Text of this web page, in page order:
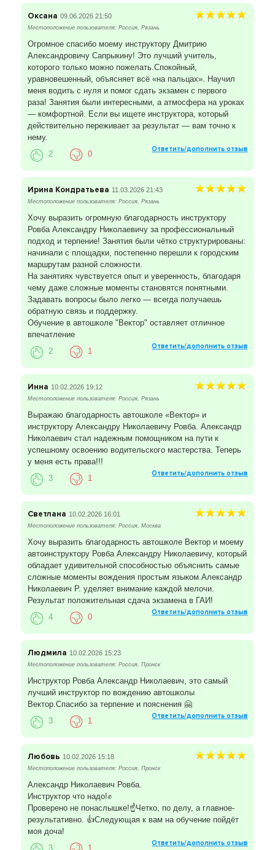
Оксана 09.06.2026 21:50
Местоположение пользователя: Россия, Рязань
Огромное спасибо моему инструктору Дмитрию
Александровичу Сапрыкину! Это лучший учитель,
которого только можно пожелать.Спокойный,
уравновешенный, объясняет всё «на пальцах». Научил
меня водить с нуля и помог сдать экзамен с первого
раза! Занятия были интересными, а атмосфера на уроках
— комфортной. Если вы ищете инструктора, который
действительно переживает за результат — вам точно к
нему.
Ответить/дополнить отзыв
2 0
Ирина Кондратьева 11.03.2026 21:43
Местоположение пользователя: Россия, Рязань
Хочу выразить огромную благодарность инструктору
Ровба Александру Николаевичу за профессиональный
подход и терпение! Занятия были чётко структурированы:
начинали с площадки, постепенно перешли к городским
маршрутам разной сложности.
На занятиях чувствуется опыт и уверенность, благодаря
чему даже сложные моменты становятся понятными.
Задавать вопросы было легко — всегда получаешь
обратную связь и поддержку.
Обучение в автошколе "Вектор" оставляет отличное
впечатление
Ответить/дополнить отзыв
2 1
Инна 10.02.2026 19:12
Местоположение пользователя: Россия, Рязань
Выражаю благодарность автошколе «Вектор» и
инструктору Александру Николаевичу Ровба. Александр
Николаевич стал надежным помощником на пути к
успешному освоению водительского мастерства. Теперь
у меня есть права!!!
Ответить/дополнить отзыв
3 1
Светлана 10.02.2026 16:01
Местоположение пользователя: Россия, Москва
Хочу выразить благодарность автошколе Вектор и моему
автоинструктору Ровба Александру Николаевичу, который
обладает удивительной способностью объяснить самые
сложные моменты вождения простым языком.Александр
Николаевич Р. уделяет внимание каждой мелочи.
Результат положительная сдача экзамена в ГАИ!
Ответить/дополнить отзыв
4 0
Людмила 10.02.2026 15:23
Местоположение пользователя: Россия, Пронск
Инструктор Ровба Александр Николаевич, это самый
лучший инструктор по вождению автошколы
Вектор.Спасибо за терпение и пояснения 🤗
Ответить/дополнить отзыв
3 1
Любовь 10.02.2026 15:18
Местоположение пользователя: Россия, Пронск
Александр Николаевич Ровба.
Инструктор что надо!✊
Проверено не понаслышке!☝️Четко, по делу, а главное-
результативно. 👍Следующая к вам на обучение пойдёт
моя доча!
Ответить/дополнить отзыв